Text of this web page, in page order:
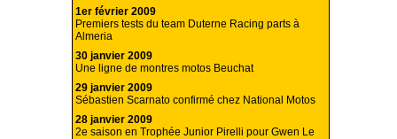
1er février 2009
Premiers tests du team Duterne Racing parts à
Almeria
30 janvier 2009
Une ligne de montres motos Beuchat
29 janvier 2009
Sébastien Scarnato confirmé chez National Motos
28 janvier 2009
2e saison en Trophée Junior Pirelli pour Gwen Le